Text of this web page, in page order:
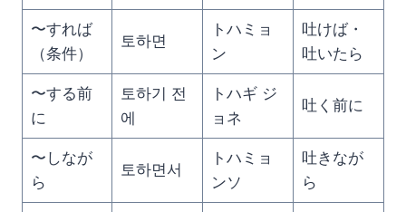
〜すれば
（条件）
토하면
トハミョ
ン
吐けば・
吐いたら
〜する前
に
토하기 전
에
トハギ ジ
ョネ
吐く前に
〜しなが
ら
토하면서
トハミョ
ンソ
吐きなが
ら